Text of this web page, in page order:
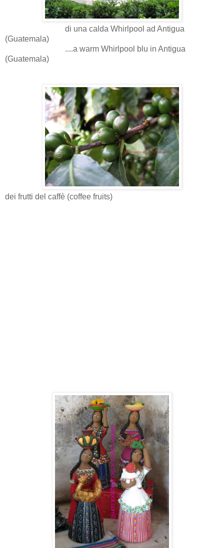
di una calda Whirlpool ad Antigua
(Guatemala)
....a warm Whirlpool blu in Antigua
(Guatemala)
dei frutti del caffè (coffee fruits)